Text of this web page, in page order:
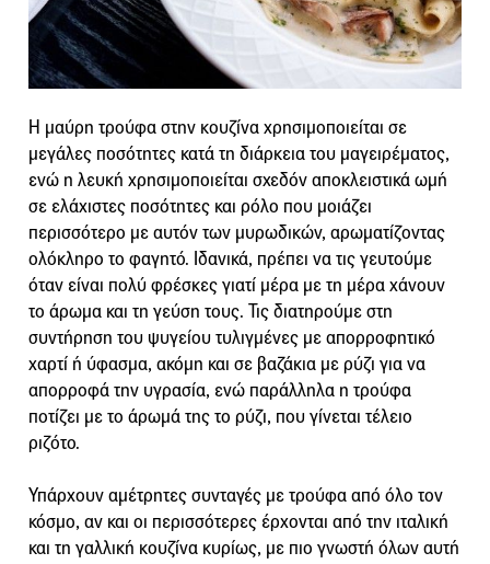
Η μαύρη τρούφα στην κουζίνα χρησιμοποιείται σε
μεγάλες ποσότητες κατά τη διάρκεια του μαγειρέματος,
ενώ η λευκή χρησιμοποιείται σχεδόν αποκλειστικά ωμή
σε ελάχιστες ποσότητες και ρόλο που μοιάζει
περισσότερο με αυτόν των μυρωδικών, αρωματίζοντας
ολόκληρο το φαγητό. Ιδανικά, πρέπει να τις γευτούμε
όταν είναι πολύ φρέσκες γιατί μέρα με τη μέρα χάνουν
το άρωμα και τη γεύση τους. Τις διατηρούμε στη
συντήρηση του ψυγείου τυλιγμένες με απορροφητικό
χαρτί ή ύφασμα, ακόμη και σε βαζάκια με ρύζι για να
απορροφά την υγρασία, ενώ παράλληλα η τρούφα
ποτίζει με το άρωμά της το ρύζι, που γίνεται τέλειο
ριζότο.
Υπάρχουν αμέτρητες συνταγές με τρούφα από όλο τον
κόσμο, αν και οι περισσότερες έρχονται από την ιταλική
και τη γαλλική κουζίνα κυρίως, με πιο γνωστή όλων αυτή